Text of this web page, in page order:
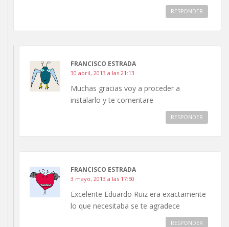
RESPONDER
FRANCISCO ESTRADA
30 abril, 2013 a las 21:13
Muchas gracias voy a proceder a
instalarlo y te comentare
RESPONDER
FRANCISCO ESTRADA
3 mayo, 2013 a las 17:50
Excelente Eduardo Ruiz era exactamente
lo que necesitaba se te agradece
RESPONDER